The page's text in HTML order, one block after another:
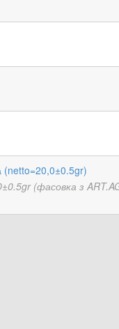
(netto=20,0±0.5gr)
(фасовка з